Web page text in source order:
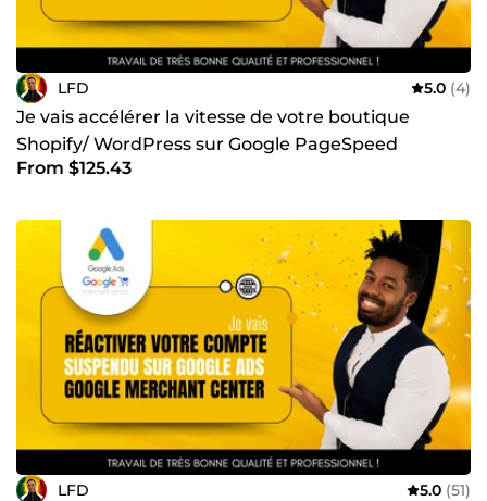
LFD 5.0 (4)
Je vais accélérer la vitesse de votre boutique
Shopify/ WordPress sur Google PageSpeed
Insights et GTmetrix
From $125.43
LFD 5.0 (51)